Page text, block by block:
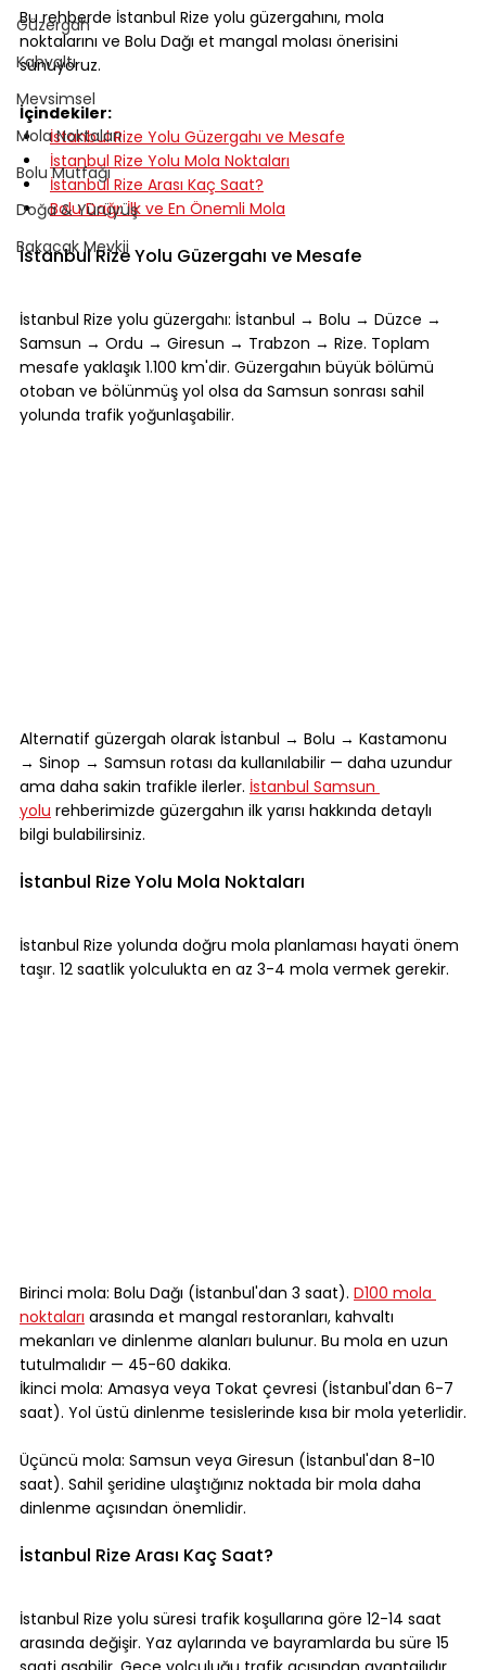
Güzergah
Kahvaltı
Mevsimsel
Mola Noktaları
Bolu Mutfağı
Doğa & Yürüyüş
Bakacak Mevkii
Bu rehberde İstanbul Rize yolu güzergahını, mola
noktalarını ve Bolu Dağı et mangal molası önerisini
sunuyoruz.
İçindekiler:
İstanbul Rize Yolu Güzergahı ve Mesafe
İstanbul Rize Yolu Mola Noktaları
İstanbul Rize Arası Kaç Saat?
Bolu Dağı: İlk ve En Önemli Mola
İstanbul Rize Yolu Güzergahı ve Mesafe
İstanbul Rize yolu güzergahı: İstanbul → Bolu → Düzce →
Samsun → Ordu → Giresun → Trabzon → Rize. Toplam
mesafe yaklaşık 1.100 km'dir. Güzergahın büyük bölümü
otoban ve bölünmüş yol olsa da Samsun sonrası sahil
yolunda trafik yoğunlaşabilir.
Alternatif güzergah olarak İstanbul → Bolu → Kastamonu
→ Sinop → Samsun rotası da kullanılabilir — daha uzundur
ama daha sakin trafikle ilerler. İstanbul Samsun
yolu rehberimizde güzergahın ilk yarısı hakkında detaylı
bilgi bulabilirsiniz.
İstanbul Rize Yolu Mola Noktaları
İstanbul Rize yolunda doğru mola planlaması hayati önem
taşır. 12 saatlik yolculukta en az 3-4 mola vermek gerekir.
Birinci mola: Bolu Dağı (İstanbul'dan 3 saat). D100 mola
noktaları arasında et mangal restoranları, kahvaltı
mekanları ve dinlenme alanları bulunur. Bu mola en uzun
tutulmalıdır — 45-60 dakika.
İkinci mola: Amasya veya Tokat çevresi (İstanbul'dan 6-7
saat). Yol üstü dinlenme tesislerinde kısa bir mola yeterlidir.
Üçüncü mola: Samsun veya Giresun (İstanbul'dan 8-10
saat). Sahil şeridine ulaştığınız noktada bir mola daha
dinlenme açısından önemlidir.
İstanbul Rize Arası Kaç Saat?
İstanbul Rize yolu süresi trafik koşullarına göre 12-14 saat
arasında değişir. Yaz aylarında ve bayramlarda bu süre 15